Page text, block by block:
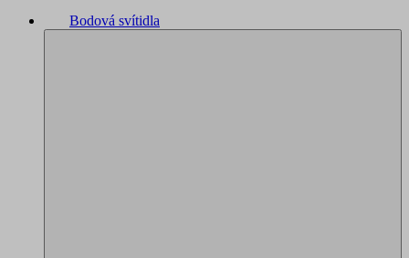
Bodová svítidla